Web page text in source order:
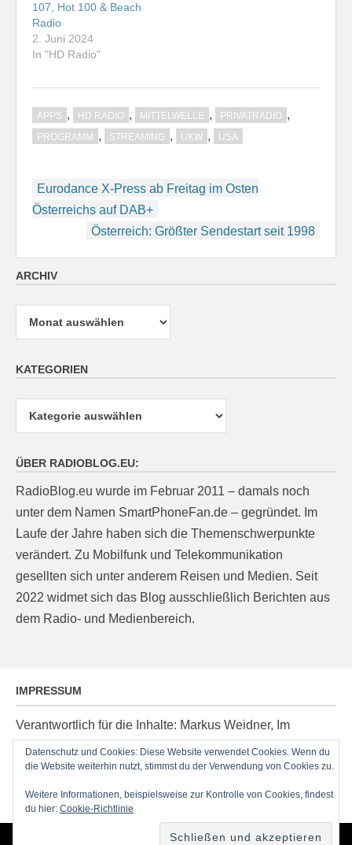
107, Hot 100 & Beach
Radio
2. Juni 2024
In "HD Radio"
APPS , HD RADIO , MITTELWELLE , PRIVATRADIO ,
PROGRAMM , STREAMING , UKW , USA
Beitragsnavigation
Eurodance X-Press ab Freitag im Osten
Österreichs auf DAB+
Österreich: Größter Sendestart seit 1998
ARCHIV
Archiv
KATEGORIEN
Kategorien
ÜBER RADIOBLOG.EU:
RadioBlog.eu wurde im Februar 2011 – damals noch
unter dem Namen SmartPhoneFan.de – gegründet. Im
Laufe der Jahre haben sich die Themenschwerpunkte
verändert. Zu Mobilfunk und Telekommunikation
gesellten sich unter anderem Reisen und Medien. Seit
2022 widmet sich das Blog ausschließlich Berichten aus
dem Radio- und Medienbereich.
IMPRESSUM
Verantwortlich für die Inhalte: Markus Weidner, Im
Ziegelacker 20, D-63599 Biebergemünd, E-Mail:
post@radioblog.eu
Technik und Administration: Thomas Michel
Datenschutz und Cookies: Diese Website verwendet Cookies. Wenn du
die Website weiterhin nutzt, stimmst du der Verwendung von Cookies zu.
Weitere Informationen, beispielsweise zur Kontrolle von Cookies, findest
du hier: Cookie-Richtlinie